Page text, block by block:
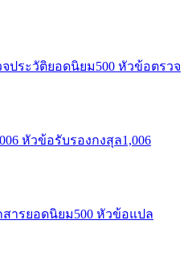
จประวัติยอดนิยม500 หัวข้อตรวจ
หัวข้อรับรองกงสุล1,006
สารยอดนิยม500 หัวข้อแปล